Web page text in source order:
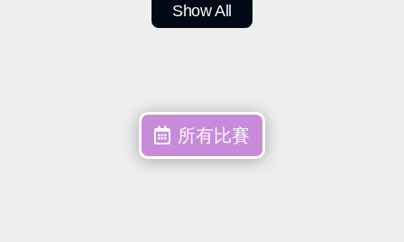
Show All
所有比賽